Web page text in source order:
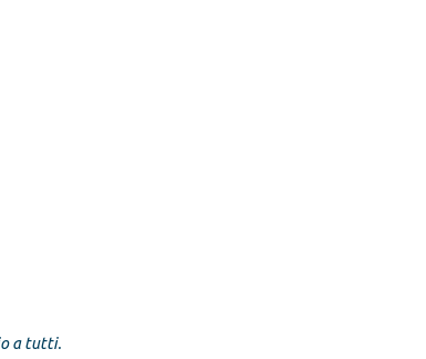
a tutti.